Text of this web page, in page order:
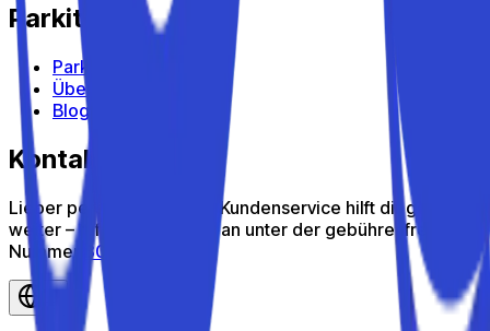
Parkito
Parkito entdecken
Über uns
Blog
Kontakt
Lieber persönlich? Unser Kundenservice hilft dir gern
weiter – ruf uns kostenlos an unter der gebührenfreien
Nummer
800 816 980